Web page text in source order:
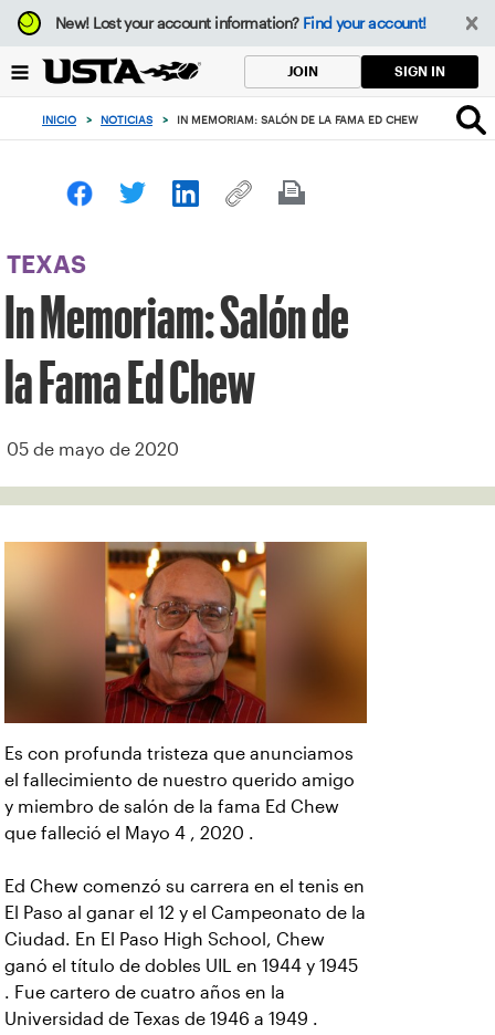
Enfoque
desde
botón
volver
principio
New!Lost your account information? Find your account!
JOIN SIGN IN
INICIO > NOTICIAS > IN MEMORIAM: SALÓN DE LA FAMA ED CHEW
TEXAS
In Memoriam: Salón de
la Fama Ed Chew
05 de mayo de 2020
Es con profunda tristeza que anunciamos
el fallecimiento de nuestro querido amigo
y miembro de salón de la fama Ed Chew
que falleció el Mayo 4 , 2020 .
Ed Chew comenzó su carrera en el tenis en
El Paso al ganar el 12 y el Campeonato de la
Ciudad. En El Paso High School, Chew
ganó el título de dobles UIL en 1944 y 1945
. Fue cartero de cuatro años en la
Universidad de Texas de 1946 a 1949 .